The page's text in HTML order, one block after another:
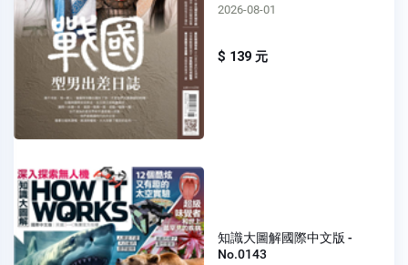
2026-08-01
$ 139 元
知識大圖解國際中文版 -
No.0143